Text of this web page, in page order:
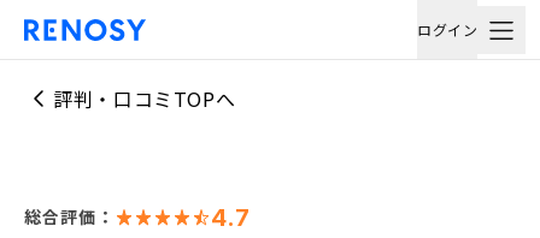
ログイン
評判・口コミTOPへ
総合評価： 4.7